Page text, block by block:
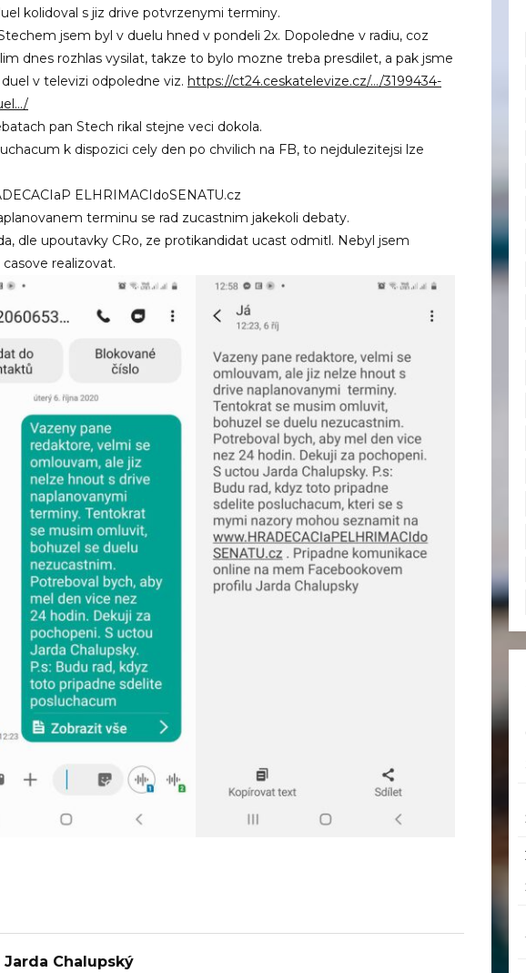
kolidoval s jiz drive potvrzenymi terminy.
jsem byl v duelu hned v pondeli 2x. Dopoledne v radiu, coz
dnes rozhlas vysilat, takze to bylo mozne treba presdilet, a pak jsme
v televizi odpoledne viz. https://ct24.ceskatelevize.cz/…/3199434-
pan Stech rikal stejne veci dokola.
k dispozici cely den po chvilich na FB, to nejdulezitejsi lze
ELHRIMACIdoSENATU.cz
terminu se rad zucastnim jakekoli debaty.
dle upoutavky CRo, ze protikandidat ucast odmitl. Nebyl jsem
realizovat.
Jarda Chalupský